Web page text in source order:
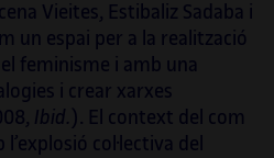
Vieites, Estibaliz Sadaba i
un espai per a la realització
feminisme i amb una
i crear xarxes
Ibid. ). El context del com
col·lectiva del